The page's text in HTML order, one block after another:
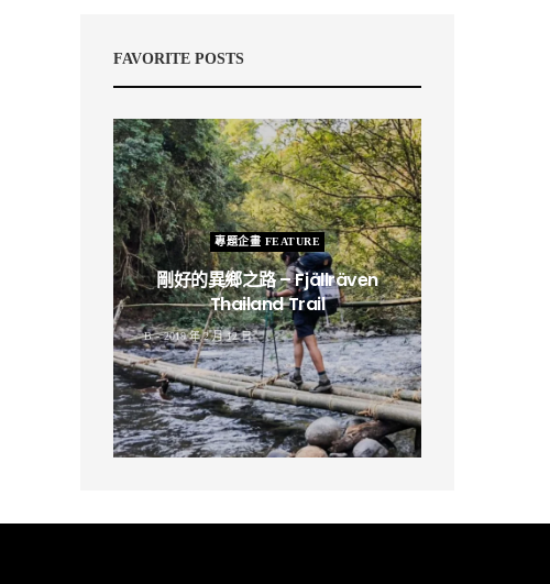
FAVORITE POSTS
專題企畫 FEATURE
剛好的異鄉之路 – Fjällräven
Thailand Trail
B 2019 年 2 月 12 日